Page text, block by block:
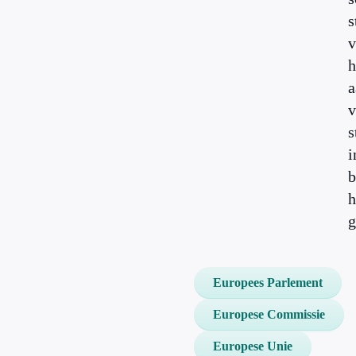
Europees Parlement
Europese Commissie
Europese Unie